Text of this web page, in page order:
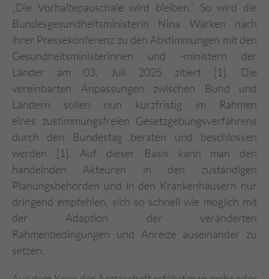
„Die Vorhaltepauschale wird bleiben.“ So wird die
Bundesgesundheitsministerin Nina Warken nach
ihrer Pressekonferenz zu den Abstimmungen mit den
Gesundheitsministerinnen und -ministern der
Länder am 03. Juli 2025 zitiert [1]. Die
vereinbarten Anpassungen zwischen Bund und
Ländern sollen nun kurzfristig im Rahmen
eines zustimmungsfreien Gesetzgebungsverfahrens
durch den Bundestag beraten und beschlossen
werden [1]. Auf dieser Basis kann man den
handelnden Akteuren in den zuständigen
Planungsbehörden und in den Krankenhäusern nur
dringend empfehlen, sich so schnell wie möglich mit
der Adaption der veränderten
Rahmenbedingungen und Anreize auseinander zu
setzen.